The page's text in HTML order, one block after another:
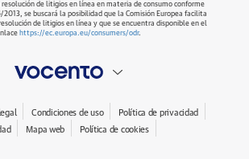
resolución de litigios en línea en materia de consumo conforme
2013, se buscará la posibilidad que la Comisión Europea facilita
de litigios en línea y que se encuentra disponible en el
https://ec.europa.eu/consumers/odr.
Condiciones de uso
Política de privacidad
Mapa web Política de cookies